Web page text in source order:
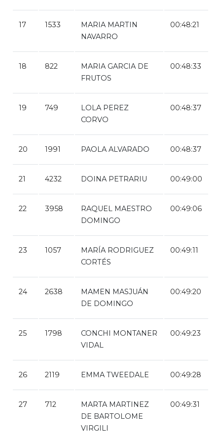
17 1533
MARIA MARTIN
NAVARRO
00:48:21
18 822
MARIA GARCIA DE
FRUTOS
00:48:33
19 749
LOLA PEREZ
CORVO
00:48:37
20 1991 PAOLA ALVARADO 00:48:37
21 4232 DOINA PETRARIU 00:49:00
22 3958
RAQUEL MAESTRO
DOMINGO
00:49:06
23 1057
MARÍA RODRIGUEZ
CORTÉS
00:49:11
24 2638
MAMEN MASJUÁN
DE DOMINGO
00:49:20
25 1798
CONCHI MONTANER
VIDAL
00:49:23
26 2119 EMMA TWEEDALE 00:49:28
27 712
MARTA MARTINEZ
DE BARTOLOME
VIRGILI
00:49:31